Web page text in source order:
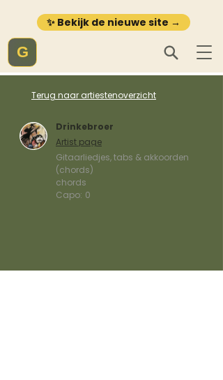
✨ Bekijk de nieuwe site →
G
Terug naar artiestenoverzicht
Drinkebroer
Artist page
Gitaarliedjes, tabs & akkoorden
(chords)
chords
Capo: 0